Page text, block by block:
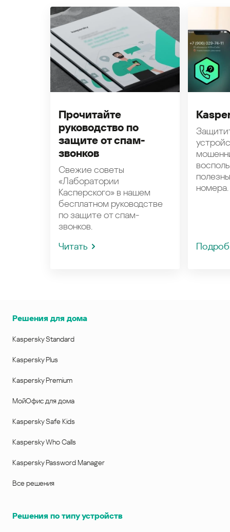
Прочитайте
руководство по
защите от спам-
звонков
Свежие советы
«Лаборатории
Касперского» в нашем
бесплатном руководстве
по защите от спам-
звонков.
Читать
номера.
Решения для дома
Kaspersky Standard
Kaspersky Plus
Kaspersky Premium
МойОфис для дома
Kaspersky Safe Kids
Kaspersky Who Calls
Kaspersky Password Manager
Все решения
Решения по типу устройств